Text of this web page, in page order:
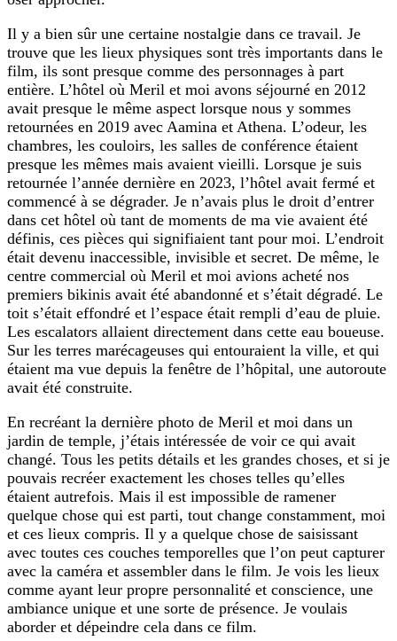
Il y a bien sûr une certaine nostalgie dans ce travail. Je
trouve que les lieux physiques sont très importants dans le
film, ils sont presque comme des personnages à part
entière. L’hôtel où Meril et moi avons séjourné en 2012
avait presque le même aspect lorsque nous y sommes
retournées en 2019 avec Aamina et Athena. L’odeur, les
chambres, les couloirs, les salles de conférence étaient
presque les mêmes mais avaient vieilli. Lorsque je suis
retournée l’année dernière en 2023, l’hôtel avait fermé et
commencé à se dégrader. Je n’avais plus le droit d’entrer
dans cet hôtel où tant de moments de ma vie avaient été
définis, ces pièces qui signifiaient tant pour moi. L’endroit
était devenu inaccessible, invisible et secret. De même, le
centre commercial où Meril et moi avions acheté nos
premiers bikinis avait été abandonné et s’était dégradé. Le
toit s’était effondré et l’espace était rempli d’eau de pluie.
Les escalators allaient directement dans cette eau boueuse.
Sur les terres marécageuses qui entouraient la ville, et qui
étaient ma vue depuis la fenêtre de l’hôpital, une autoroute
avait été construite.
En recréant la dernière photo de Meril et moi dans un
jardin de temple, j’étais intéressée de voir ce qui avait
changé. Tous les petits détails et les grandes choses, et si je
pouvais recréer exactement les choses telles qu’elles
étaient autrefois. Mais il est impossible de ramener
quelque chose qui est parti, tout change constamment, moi
et ces lieux compris. Il y a quelque chose de saisissant
avec toutes ces couches temporelles que l’on peut capturer
avec la caméra et assembler dans le film. Je vois les lieux
comme ayant leur propre personnalité et conscience, une
ambiance unique et une sorte de présence. Je voulais
aborder et dépeindre cela dans ce film.